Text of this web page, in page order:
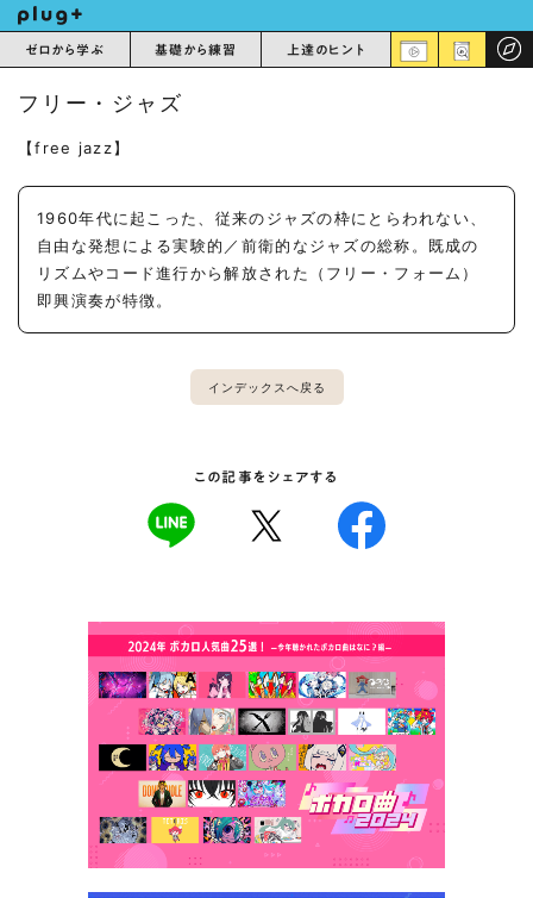
ゼロから学ぶ 基礎から練習 上達のヒント
フリー・ジャズ
【free jazz】
1960年代に起こった、従来のジャズの枠にとらわれない、
自由な発想による実験的／前衛的なジャズの総称。既成の
リズムやコード進行から解放された（フリー・フォーム）
即興演奏が特徴。
インデックスへ戻る
この記事をシェアする